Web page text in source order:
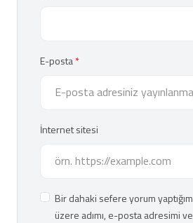
E-posta
İnternet sitesi
Bir dahaki sefere yorum
üzere adımı, e-posta adresimi